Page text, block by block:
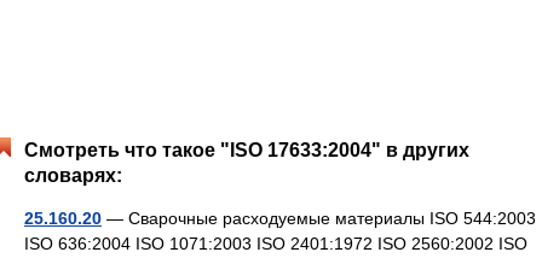
Смотреть что такое "ISO 17633:2004" в других
словарях:
25.160.20 — Сварочные расходуемые материалы ISO 544:2003
ISO 636:2004 ISO 1071:2003 ISO 2401:1972 ISO 2560:2002 ISO